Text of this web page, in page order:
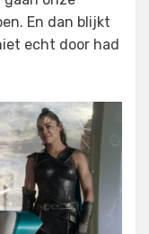
En dan blijkt
echt door had